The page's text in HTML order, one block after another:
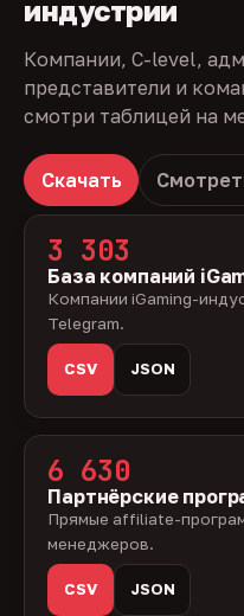
индустрии
Компании, C-level,
представители и
смотри таблицей на
Скачать
3 303
База компаний
Компании iGaming-
Telegram.
CSV JSON
6 630
Партнёрские
Прямые affiliate-
менеджеров.
CSV JSON